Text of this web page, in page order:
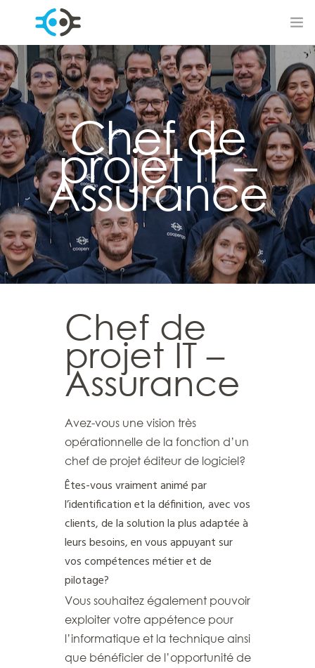
coopengo
coog
communauté
actualités
contact
carrières
Chef de
projet IT –
Assurance
Chef de
projet IT –
Assurance
Avez-vous une vision très
opérationnelle de la fonction d’un
chef de projet éditeur de logiciel?
Êtes-vous vraiment animé par
l’identification et la définition, avec vos
clients, de la solution la plus adaptée à
leurs besoins, en vous appuyant sur
vos compétences métier et de
pilotage?
Vous souhaitez également pouvoir
exploiter votre appétence pour
l’informatique et la technique ainsi
que bénéficier de l’opportunité de